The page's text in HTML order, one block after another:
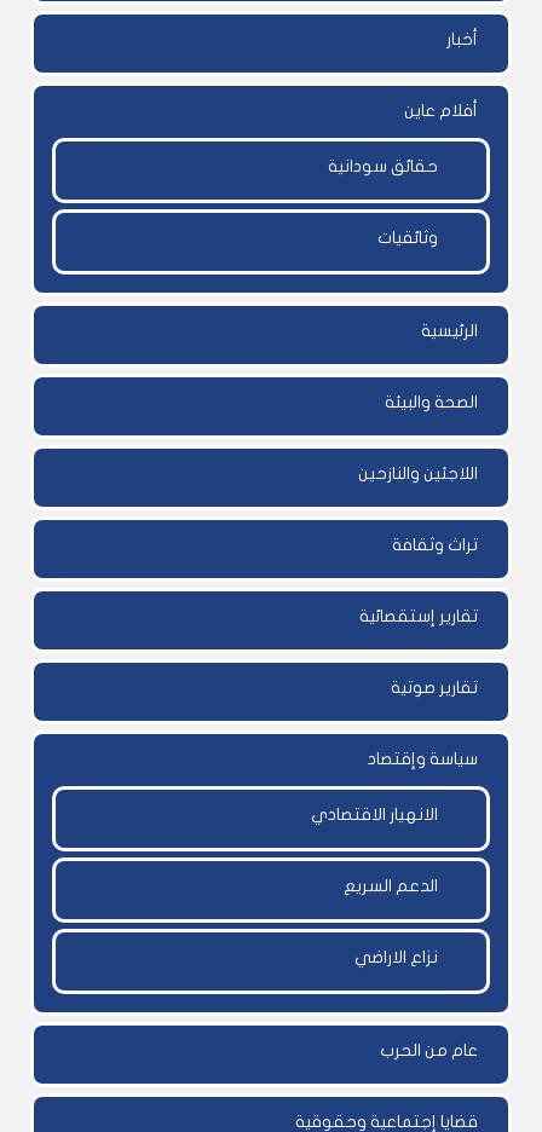
أخبار
أفلام عاين
حقائق سودانية
وثائقيات
الرئيسية
الصحة والبيئة
اللاجئين والنازحين
تراث وثقافة
تقارير إستقصائية
تقارير صوتية
سياسة وإقتصاد
الانهيار الاقتصادي
الدعم السريع
نزاع الاراضي
عام من الحرب
قضايا إجتماعية وحقوقية